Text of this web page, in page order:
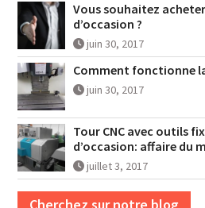
Vous souhaitez
d’occasion ?
juin 30, 2017
Comment fonctionne
juin 30, 2017
Tour CNC avec outils
d’occasion: affaire du
juillet 3, 2017